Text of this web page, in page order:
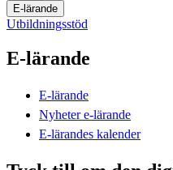
E-lärande
Utbildningsstöd
E-lärande
E-lärande
Nyheter e-lärande
E-lärandes kalender